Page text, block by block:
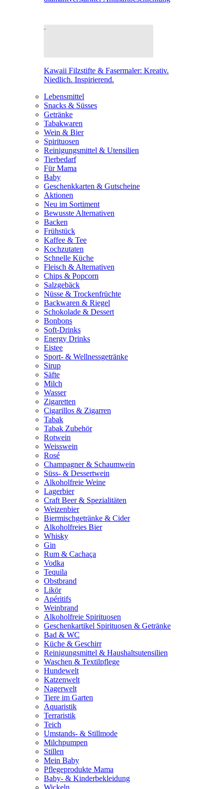
Kawaii Filzstifte & Fasermaler: Kreativ.
Niedlich. Inspirierend.
Lebensmittel
Snacks & Süsses
Getränke
Tabakwaren
Wein & Bier
Spirituosen
Reinigungsmittel & Utensilien
Tierbedarf
Für Mama
Baby
Geschenkkarten & Gutscheine
Aktionen
Neu im Sortiment
Bewusste Alternativen
Backen
Frühstück
Kaffee & Tee
Kochzutaten
Schnelle Küche
Fleisch & Alternativen
Chips & Popcorn
Salzgebäck
Nüsse & Trockenfrüchte
Backwaren & Riegel
Schokolade & Dessert
Bonbons
Soft-Drinks
Energy Drinks
Eistee
Sport- & Wellnessgetränke
Sirup
Säfte
Milch
Wasser
Zigaretten
Cigarillos & Zigarren
Tabak
Tabak Zubehör
Rotwein
Weisswein
Rosé
Champagner & Schaumwein
Süss- & Dessertwein
Alkoholfreie Weine
Lagerbier
Craft Beer & Spezialitäten
Weizenbier
Biermischgetränke & Cider
Alkoholfreies Bier
Whisky
Gin
Rum & Cachaça
Vodka
Tequila
Obstbrand
Likör
Apéritifs
Weinbrand
Alkoholfreie Spirituosen
Geschenkartikel Spirituosen & Getränke
Bad & WC
Küche & Geschirr
Reinigungsmittel & Haushaltsutensilien
Waschen & Textilpflege
Hundewelt
Katzenwelt
Nagerwelt
Tiere im Garten
Aquaristik
Terraristik
Teich
Umstands- & Stillmode
Milchpumpen
Stillen
Mein Baby
Pflegeprodukte Mama
Baby- & Kinderbekleidung
Wickeln